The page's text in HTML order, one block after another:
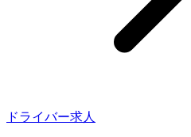
ドライバー求人